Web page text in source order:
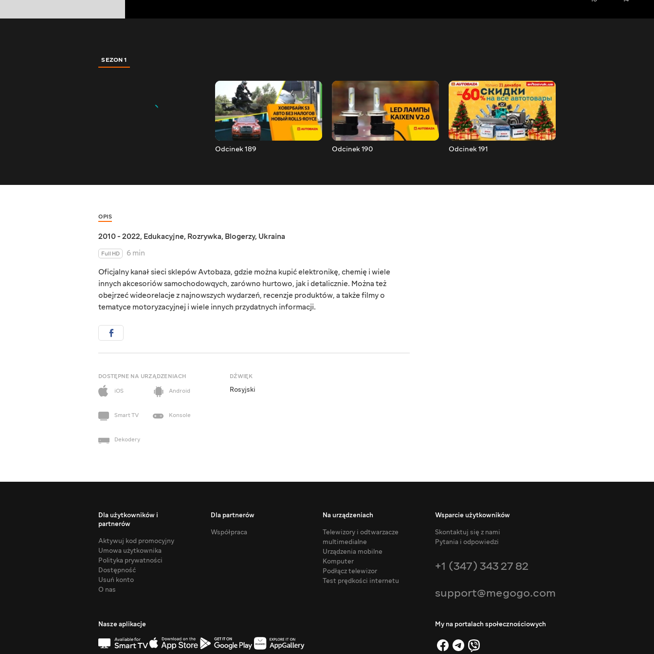
SEZON 1
Odcinek 189 Odcinek 190 Odcinek 191
OPIS
2010 - 2022, Edukacyjne, Rozrywka, Blogerzy, Ukraina
Full HD
6 min
Oficjalny kanał sieci sklepów Avtobaza, gdzie można kupić elektronikę, chemię i wiele
innych akcesoriów samochodowqych, zarówno hurtowo, jak i detalicznie. Można też
obejrzeć wideorelacje z najnowszych wydarzeń, recenzje produktów, a także filmy o
tematyce motoryzacyjnej i wiele innych przydatnych informacji.
DOSTĘPNE NA URZĄDZENIACH
iOS
Android
Smart TV Konsole
Dekodery
DŹWIĘK
Rosyjski
Dla użytkowników i
partnerów
Aktywuj kod promocyjny
Umowa użytkownika
Polityka prywatności
Dostępność
Usuń konto
O nas
Dla partnerów
Współpraca
Na urządzeniach
Telewizory i odtwarzacze
multimedialne
Urządzenia mobilne
Komputer
Podłącz telewizor
Test prędkości internetu
Wsparcie użytkowników
Skontaktuj się z nami
Pytania i odpowiedzi
+1 (347) 343 27 82
support@megogo.com
Nasze aplikacje My na portalach społecznościowych